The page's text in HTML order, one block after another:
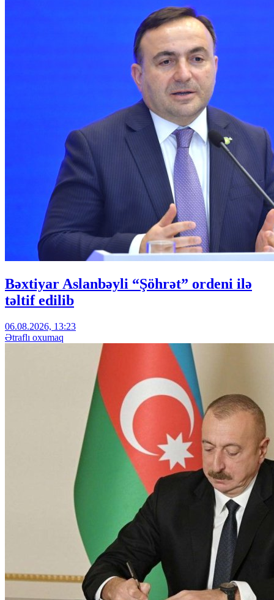
Bəxtiyar Aslanbəyli “Şöhrət” ordeni ilə
təltif edilib
06.08.2026, 13:23
Ətraflı oxumaq